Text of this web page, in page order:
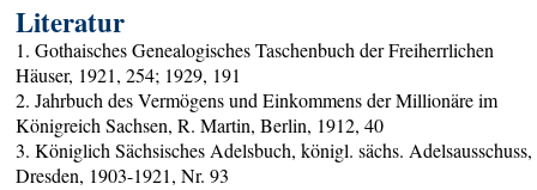
Literatur
1. Gothaisches Genealogisches Taschenbuch der Freiherrlichen
Häuser, 1921, 254; 1929, 191
2. Jahrbuch des Vermögens und Einkommens der Millionäre im
Königreich Sachsen, R. Martin, Berlin, 1912, 40
3. Königlich Sächsisches Adelsbuch, königl. sächs. Adelsausschuss,
Dresden, 1903-1921, Nr. 93